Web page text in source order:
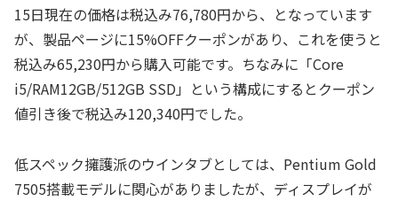
15日現在の価格は税込み76,780円から、となっています
が、製品ページに15%OFFクーポンがあり、これを使うと
税込み65,230円から購入可能です。ちなみに「Core
i5/RAM12GB/512GB SSD」という構成にするとクーポン
値引き後で税込み120,340円でした。
低スペック擁護派のウインタブとしては、Pentium Gold
7505搭載モデルに関心がありましたが、ディスプレイが